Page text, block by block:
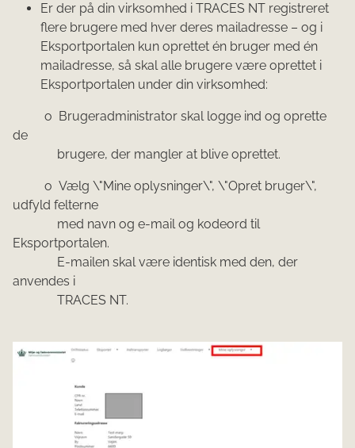
​Er der på din virksomhed i TRACES NT registreret
flere brugere med hver deres mailadresse – og i
Eksportportalen kun oprettet én bruger med én
mailadresse, så skal alle brugere være oprettet i
Eksportportalen under din virksomhed:
o Brugeradministrator skal logge ind og oprette
de
brugere, der mangler at blive oprettet.
o Vælg \"Mine oplysninger\", \"Opret bruger\",
udfyld felterne
med navn og e-mail og kodeord til
Eksportportalen.
E-mailen skal være identisk med den, der
anvendes i
TRACES NT.